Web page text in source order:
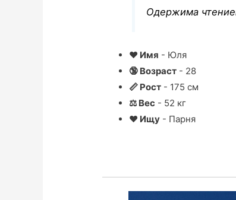
Одержима
❤ Имя - Юля
🔞 Возраст - 28
📏 Рост - 175 см
⚖ Вес - 52 кг
❤ Ищу - Парня